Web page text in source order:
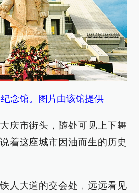
念馆。图片由该馆提供
庆市街头，随处可见上下舞
着这座城市因油而生的历史
人大道的交会处，远远看见